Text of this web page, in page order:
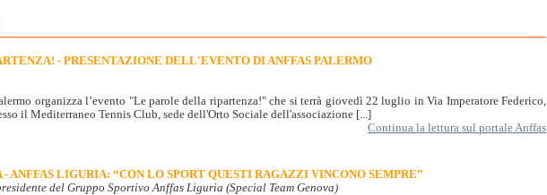
- PRESENTAZIONE DELL'EVENTO DI ANFFAS PALERMO
organizza l’evento "Le parole della ripartenza!" che si terrà giovedì 22 luglio in Via Imperatore Federico,
il Mediterraneo Tennis Club, sede dell'Orto Sociale dell'associazione [...]
Continua la lettura sul portale Anffas
ANFFAS LIGURIA: “CON LO SPORT QUESTI RAGAZZI VINCONO SEMPRE”
del Gruppo Sportivo Anffas Liguria (Special Team Genova)